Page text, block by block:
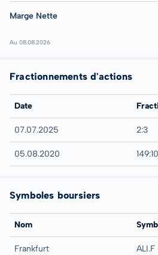
Marge Nette
Au 08.08.2026
Fractionnements d'actions
Date
07.07.2025 2:3
05.08.2020
Symboles boursiers
Nom
Frankfurt ALI.F